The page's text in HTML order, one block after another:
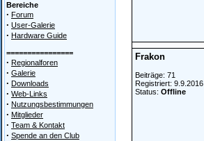
Bereiche
· Forum
· User-Galerie
· Hardware Guide
================
· Regionalforen
· Galerie
· Downloads
· Web-Links
· Nutzungsbestimmungen
· Mitglieder
· Team & Kontakt
· Spende an den Club
Frakon
Beiträge: 71
Registriert: 9.9.2016
Status: Offline